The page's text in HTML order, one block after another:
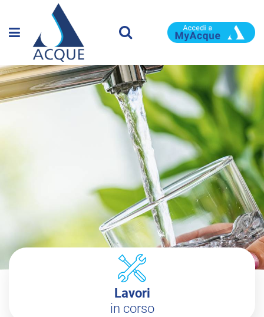
Lavori
in corso